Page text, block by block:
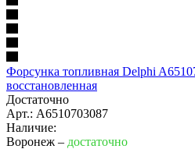
Форсунка топливная Delphi
восстановленная
Достаточно
Арт.: A6510703087
Наличие:
Воронеж – достаточно